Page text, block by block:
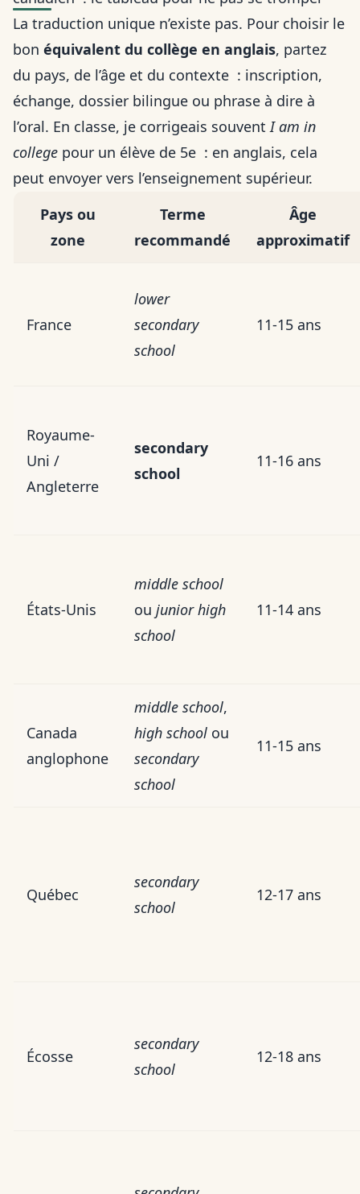
La traduction unique n’existe pas. Pour choisir le
bon équivalent du collège en anglais, partez
du pays, de l’âge et du contexte : inscription,
échange, dossier bilingue ou phrase à dire à
l’oral. En classe, je corrigeais souventI am in
college pour un élève de 5e : en anglais, cela
peut envoyer vers l’enseignement supérieur.
Pays ou
zone
Terme
recommandé
Âge
approximatif
France
lower
secondary
school
11-15 ans
Royaume-
Uni /
Angleterre
secondary
school
11-16 ans
États-Unis
middle school
ou junior high
school
11-14 ans
Canada
anglophone
middle school,
high school ou
secondary
school
11-15 ans
Québec
secondary
school
12-17 ans
Écosse
secondary
school
12-18 ans